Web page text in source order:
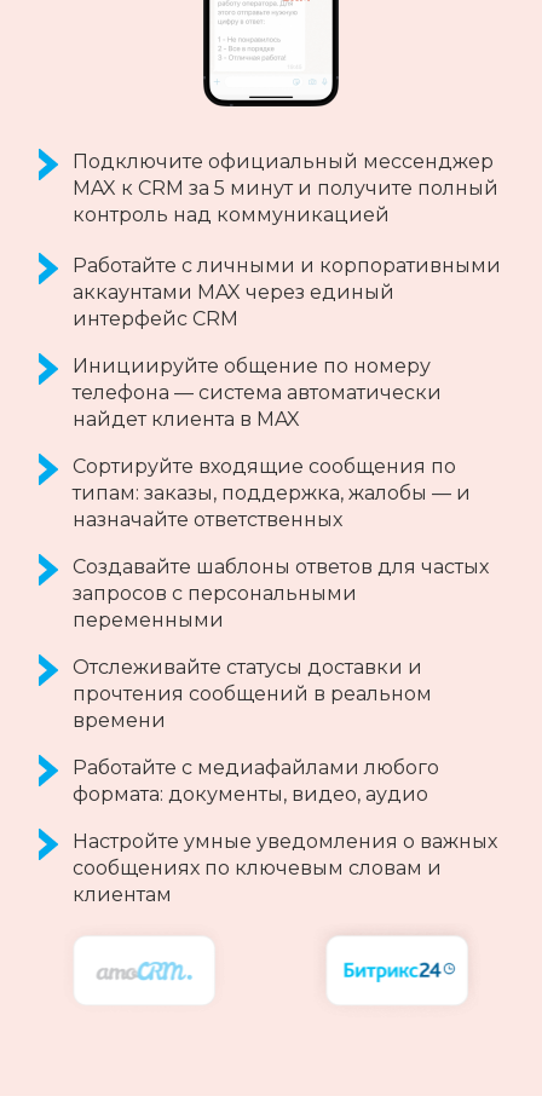
Интеграция личного аккаунта Telegram с
CRM-системами за 5 минут
Обменивайтесь личными сообщениями,
отвечайте на сообщения из CRM-системы,
Передавайте различные типы
сообщений: текст, эмоджи, музыка, видео
Получайте комментарии к постам из
Telegram-каналов и отвечайте на них из
Создавайте черные и белые списки
каналов и групп
Все возможности Telegram